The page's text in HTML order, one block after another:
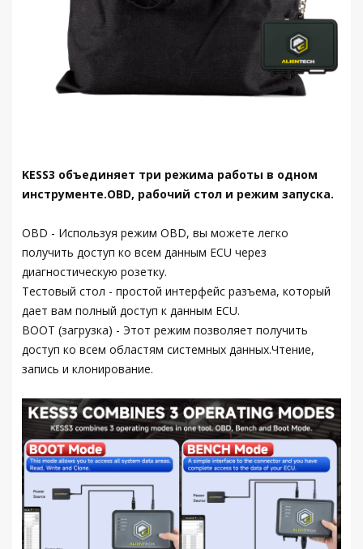
KESS3 объединяет три режима работы в одном
инструменте.OBD, рабочий стол и режим запуска.
OBD - Используя режим OBD, вы можете легко
получить доступ ко всем данным ECU через
диагностическую розетку.
Тестовый стол - простой интерфейс разъема, который
дает вам полный доступ к данным ECU.
BOOT (загрузка) - Этот режим позволяет получить
доступ ко всем областям системных данных.Чтение,
запись и клонирование.